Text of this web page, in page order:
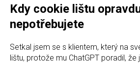
Kdy cookie lištu
nepotřebujete
Setkal jsem se s klientem, který na
lištu, protože mu ChatGPT poradil, že